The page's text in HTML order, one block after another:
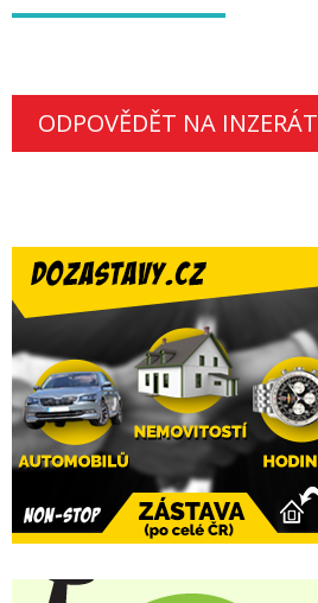
ODPOVĚDĚT NA INZERÁT